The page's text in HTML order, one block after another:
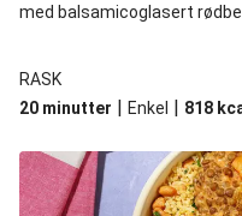
med balsamicoglasert
RASK
20 minutter | Enkel | 818